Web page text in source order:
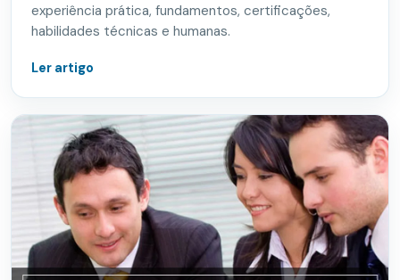
experiência prática, fundamentos, certificações,
habilidades técnicas e humanas.
Ler artigo